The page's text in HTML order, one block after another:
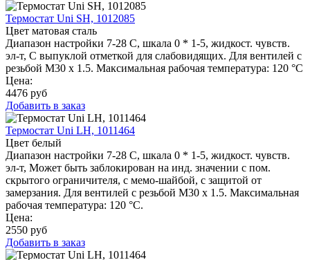
Термостат Uni SH, 1012085
Цвет матовая сталь
Диапазон настройки 7-28 C, шкала 0 * 1-5, жидкост. чувств.
эл-т, С выпуклой отметкой для слабовидящих. Для вентилей с
резьбой M30 x 1.5. Максимальная рабочая температура: 120 °C
Цена:
4476 руб
Добавить в заказ
Термостат Uni LH, 1011464
Цвет белый
Диапазон настройки 7-28 C, шкала 0 * 1-5, жидкост. чувств.
эл-т, Может быть заблокирован на инд. значении с пом.
скрытого ограничителя, с мемо-шайбой, с защитой от
замерзания. Для вентилей с резьбой M30 x 1.5. Максимальная
рабочая температура: 120 °C.
Цена:
2550 руб
Добавить в заказ